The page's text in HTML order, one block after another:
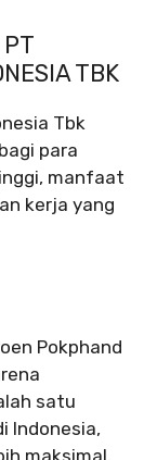
TBK
Tbk
para
manfaat
kerja yang
Pokphand
satu
Indonesia,